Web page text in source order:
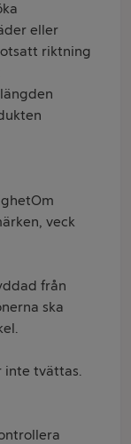
eller
riktning
veck
från
ska
inte tvättas.